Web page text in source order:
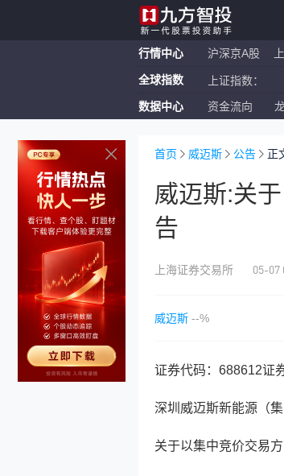
行情中心 沪深京A股
全球指数
纳斯达克ETF
上证指数：
数据中心 资金流向
首页 威迈斯 公告 正
威迈斯:关
告
上海证券交易所 05-07
威迈斯 --%
证券代码：688612证
深圳威迈斯新能源（
关于以集中竞价交易